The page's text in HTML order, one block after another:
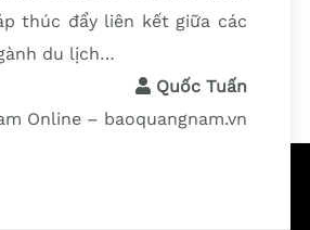
thúc đẩy liên kết giữa các
du lịch…
Quốc Tuấn
Online – baoquangnam.vn